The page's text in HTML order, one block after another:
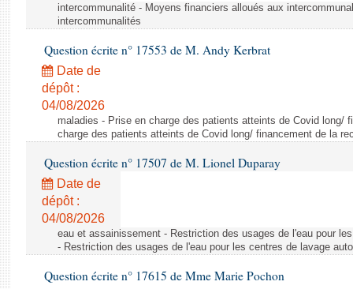
intercommunalité - Moyens financiers alloués aux
intercommunalités
Question écrite n° 17553 de M. Andy Kerbrat
Date de
dépôt :
04/08/2026
maladies - Prise en charge des patients atteints de Covid long/
charge des patients atteints de Covid long/ financement de la
Question écrite n° 17507 de M. Lionel Duparay
Date de
dépôt :
04/08/2026
eau et assainissement - Restriction des usages de l'eau pour
- Restriction des usages de l'eau pour les centres de lavage
Question écrite n° 17615 de Mme Marie Pochon